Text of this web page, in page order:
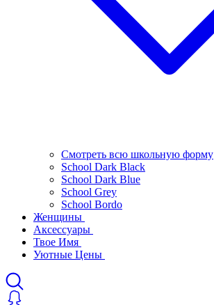
Смотреть всю школьную форму
School Dark Black
School Dark Blue
School Grey
School Bordo
Женщины
Аксессуары
Твое Имя
Уютные Цены